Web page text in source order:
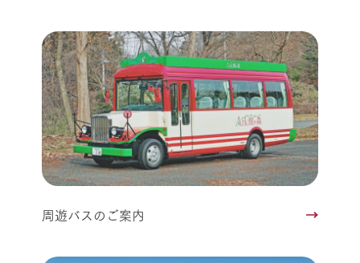
周遊バスのご案内